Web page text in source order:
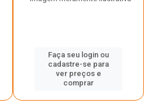
Faça seu login ou
cadastre-se para
ver preços e
comprar